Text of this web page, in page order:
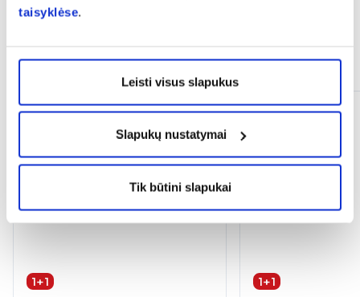
taisyklėse.
Leisti visus slapukus
Slapukų nustatymai
Tik būtini slapukai
Panašios prekės
1+1 1+1